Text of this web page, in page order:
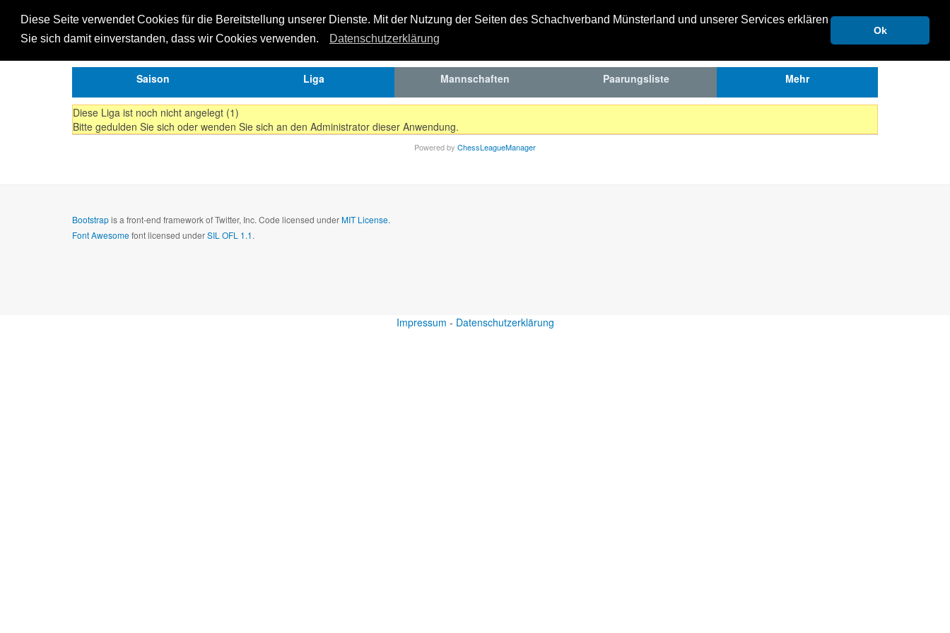
Diese Seite verwendet Cookies für die Bereitstellung unserer Dienste. Mit der Nutzung der Seiten des Schachverband Münsterland und unserer Services erklären
Sie sich damit einverstanden, dass wir Cookies verwenden.
Datenschutzerklärung
Ok
SJML EINZEL MANNSCHAFT BEREICHE ARCHIV SVML FUNKTIONEN
Saison Liga Mannschaften Paarungsliste Mehr
Diese Liga ist noch nicht angelegt (1)
Bitte gedulden Sie sich oder wenden Sie sich an den Administrator dieser Anwendung.
Powered by ChessLeagueManager
Bootstrapis a front-end framework of Twitter, Inc. Code licensed underMIT License.
Font Awesomefont licensed underSIL OFL 1.1.
Impressum - Datenschutzerklärung